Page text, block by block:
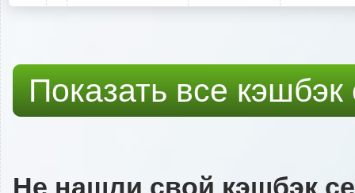
Показать все
Не нашли свой кэшбэк